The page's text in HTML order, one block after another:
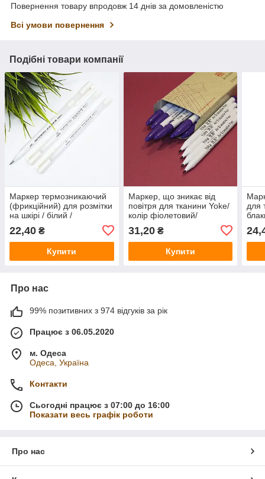
Повернення товару впродовж 14 днів за домовленістю
Всі умови повернення
Подібні товари компанії
Маркер термозникаючий
(фрикційний) для розмітки
на шкірі / білий /
22,40 ₴
Купити
Маркер, що зникає від
повітря для тканини Yoke/
колір фіолетовий/
31,20₴
Купити
для
Про нас
99% позитивних з 974 відгуків за рік
Працює з 06.05.2020
м. Одеса
Одеса, Україна
Контакти
Сьогодні працює з 07:00 до 16:00
Показати весь графік роботи
Про нас